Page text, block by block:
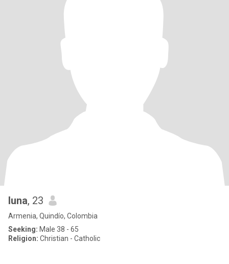
luna, 23
Armenia, Quindío, Colombia
Seeking: Male 38 - 65
Religion: Christian - Catholic